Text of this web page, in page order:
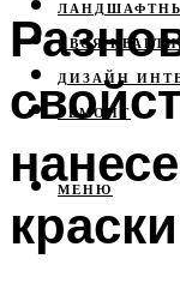
СВОЯ
ДИЗАЙН
РЕМОНТ
МЕНЮ
краски